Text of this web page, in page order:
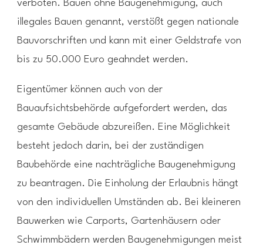
verboten. Bauen ohne Baugenehmigung, auch
illegales Bauen genannt, verstößt gegen nationale
Bauvorschriften und kann mit einer Geldstrafe von
bis zu 50.000 Euro geahndet werden.
Eigentümer können auch von der
Bauaufsichtsbehörde aufgefordert werden, das
gesamte Gebäude abzureißen. Eine Möglichkeit
besteht jedoch darin, bei der zuständigen
Baubehörde eine nachträgliche Baugenehmigung
zu beantragen. Die Einholung der Erlaubnis hängt
von den individuellen Umständen ab. Bei kleineren
Bauwerken wie Carports, Gartenhäusern oder
Schwimmbädern werden Baugenehmigungen meist